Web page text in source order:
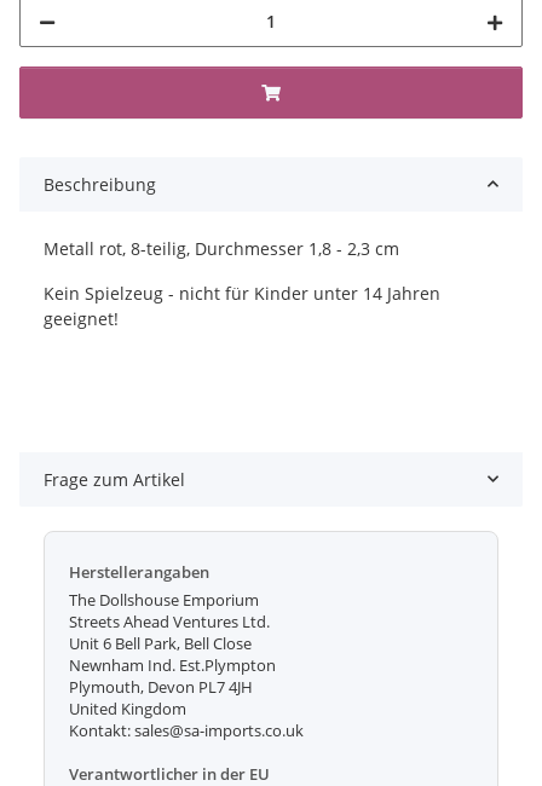
Beschreibung
Metall rot, 8-teilig, Durchmesser 1,8 - 2,3 cm
Kein Spielzeug - nicht für Kinder unter 14 Jahren
geeignet!
Frage zum Artikel
Herstellerangaben
The Dollshouse Emporium
Streets Ahead Ventures Ltd.
Unit 6 Bell Park, Bell Close
Newnham Ind. Est.Plympton
Plymouth, Devon PL7 4JH
United Kingdom
Kontakt: sales@sa-imports.co.uk
Verantwortlicher in der EU